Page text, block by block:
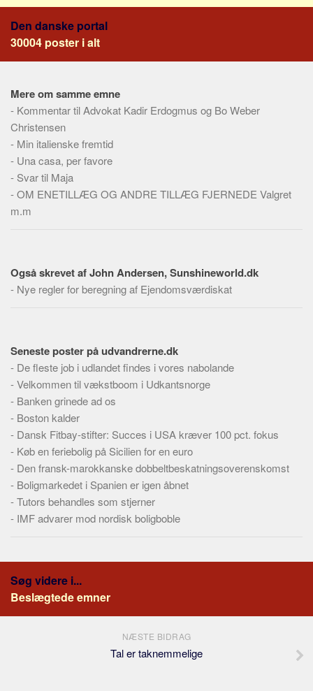
Den danske portal
30004 poster i alt
Mere om samme emne
- Kommentar til Advokat Kadir Erdogmus og Bo Weber
Christensen
- Min italienske fremtid
- Una casa, per favore
- Svar til Maja
-OM ENETILLÆG OG ANDRE TILLÆG FJERNEDE Valgret
m.m
Også skrevet af John Andersen, Sunshineworld.dk
- Nye regler for beregning af Ejendomsværdiskat
Seneste poster på udvandrerne.dk
- De fleste job i udlandet findes i vores nabolande
-Velkommen til vækstboom i Udkantsnorge
- Banken grinede ad os
- Boston kalder
- Dansk Fitbay-stifter: Succes i USA kræver 100 pct. fokus
- Køb en feriebolig på Sicilien for en euro
- Den fransk-marokkanske dobbeltbeskatningsoverenskomst
- Boligmarkedet i Spanien er igen åbnet
-Tutors behandles som stjerner
- IMF advarer mod nordisk boligboble
Søg videre i...
Beslægtede emner
NÆSTE BIDRAG
Tal er taknemmelige